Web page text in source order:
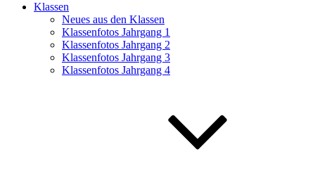
Klassen
Neues aus den Klassen
Klassenfotos Jahrgang 1
Klassenfotos Jahrgang 2
Klassenfotos Jahrgang 3
Klassenfotos Jahrgang 4